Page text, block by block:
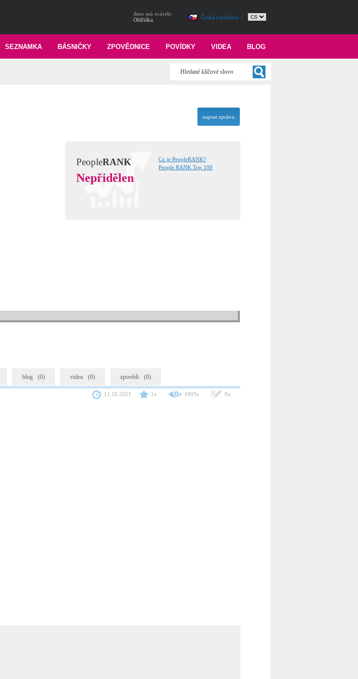
Česká republika /
dnes má svátek:
Oldřiška
BLOG
VIDEA
POVÍDKY
ZPOVĚDNICE
BÁSNIČKY
SEZNAMKA
napsat zprávu
PeopleRANK
Nepřidělen
Co je PeopleRANK?
People RANK Top 100
blog (0) videa (0) zpovědi (0)
11.10.2021 1x 1903x 0x